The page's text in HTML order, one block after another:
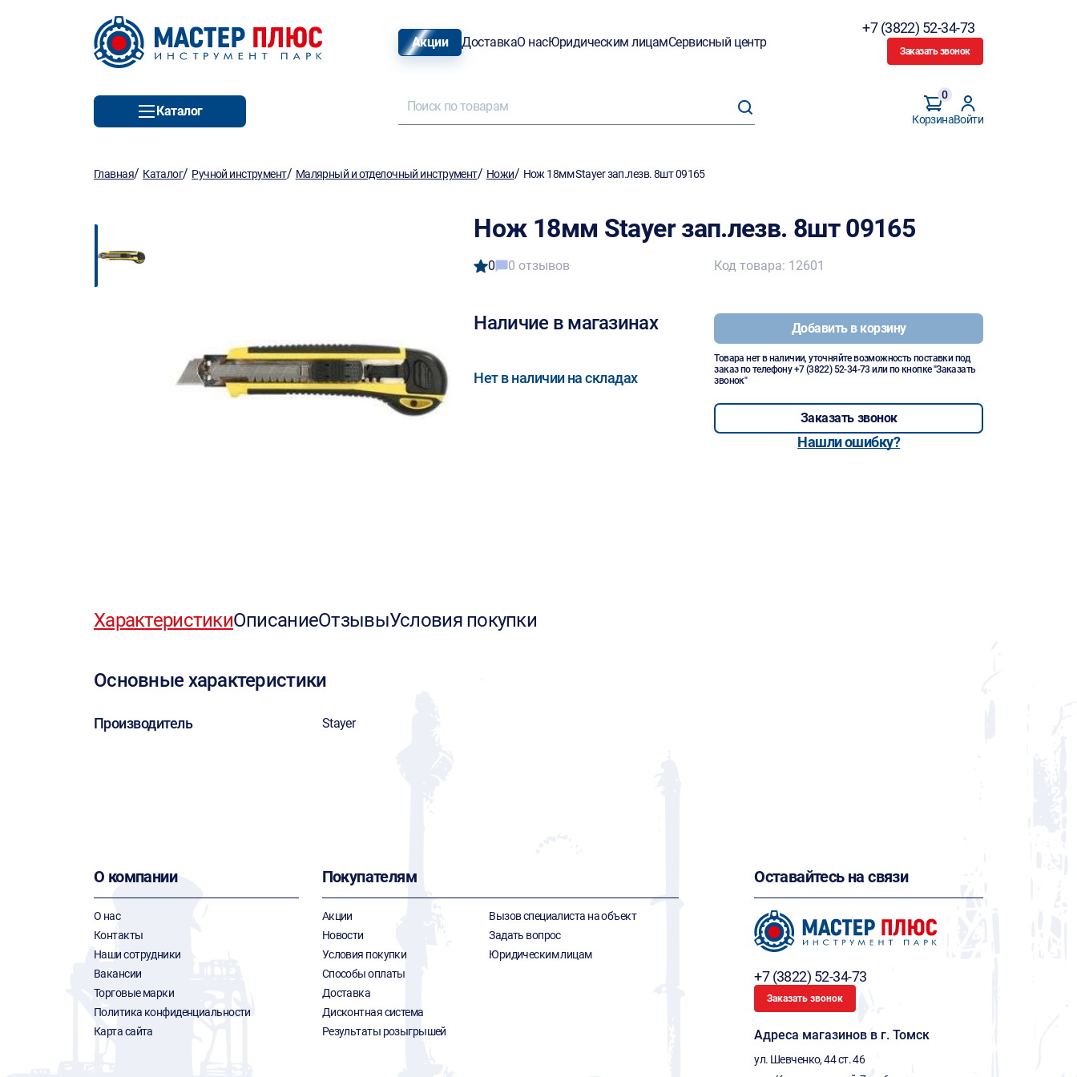
Акции ДоставкаО насЮридическим лицамСервисный центр
+7 (3822) 52-34-73
Заказать звонок
Каталог
Корзина
0
Войти
Главная/ Каталог/ Ручной инструмент/ Малярный и отделочный инструмент/ Ножи/ Нож 18мм Stayer зап.лезв. 8шт 09165
Нож 18мм Stayer зап.лезв. 8шт 09165
0 0 отзывов
Наличие в магазинах
Нет в наличии на складах
Код товара: 12601
Добавить в корзину
Товара нет в наличии, уточняйте возможность поставки под
заказ по телефону+7 (3822) 52-34-73 или по кнопке "Заказать
звонок"
Заказать звонок
Нашли ошибку?
ХарактеристикиОписаниеОтзывыУсловия покупки
Основные характеристики
Производитель Stayer
О компании
О нас
Контакты
Наши сотрудники
Вакансии
Торговые марки
Политика конфиденциальности
Карта сайта
Покупателям
Акции
Новости
Условия покупки
Способы оплаты
Доставка
Дисконтная система
Результаты розыгрышей
Вызов специалиста на объект
Задать вопрос
Юридическим лицам
Оставайтесь на связи
+7 (3822) 52-34-73
Заказать звонок
Адреса магазинов в г. Томск
ул. Шевченко, 44 ст. 46